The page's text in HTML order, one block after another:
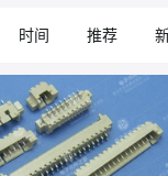
时间 推荐